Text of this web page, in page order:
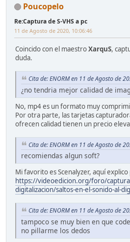
Poucopelo
Re:Captura de S-VHS a pc
11 de Agosto de 2020, 10:06:46
Coincido con el maestroXarquS,
duda.
Cita de: ENORM en 11 de Agosto de
¿no tendria mejor calidad de
No, mp4 es un formato muy
Por otra parte, las tarjetas
ofrecen calidad tienen un precio
Cita de: ENORM en 11 de Agosto de
recomiendas algun soft?
Mi favorito es Scenalyzer, aquí
https://videoedicion.org/foro/
digitalizacion/saltos-en-el-sonido-al-
Cita de: ENORM en 11 de Agosto de
tampoco se muy bien en que
no pillarme los dedos